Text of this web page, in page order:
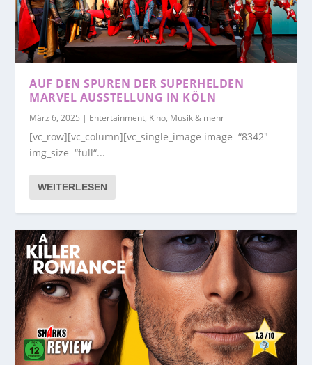
AUF DEN SPUREN DER SUPERHELDEN
MARVEL AUSSTELLUNG IN KÖLN
März 6, 2025 | Entertainment, Kino, Musik & mehr
[vc_row][vc_column][vc_single_image image=“8342″
img_size=“full“...
WEITERLESEN